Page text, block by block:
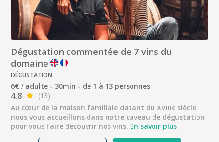
Dégustation commentée de 7 vins du
domaine
DÉGUSTATION
6€ / adulte - 30min - de 1 à 13 personnes
4.8
(13)
Au cœur de la maison familiale datant du XVIIIe siècle,
nous vous accueillons dans notre caveau de dégustation
pour vous faire découvrir nos vins. En savoir plus